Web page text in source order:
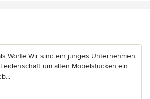
Worte Wir sind ein junges Unternehmen
um alten Möbelstücken ein